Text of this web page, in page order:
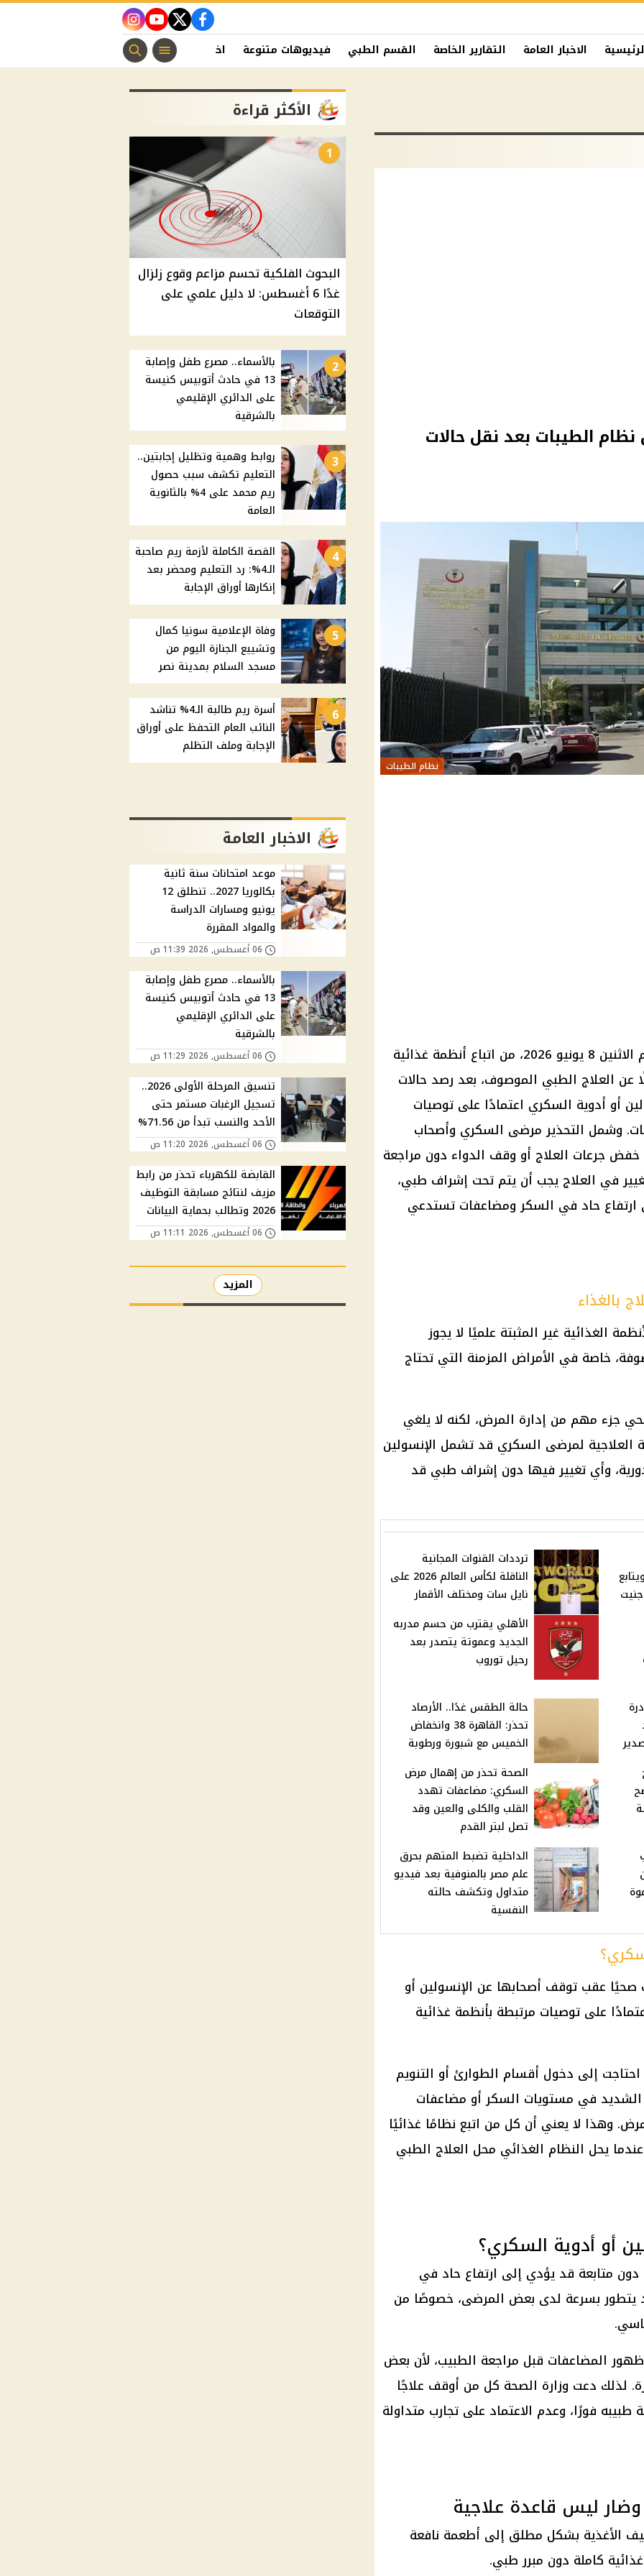
facebook
twitter
youtube
instagram
الاخبار العامة التقارير الخاصة القسم الطبي فيديوهات متنوعة اخبار الفن منوعات مسيحية
الطيبات بعد نقل حالات
نظام الطيبات
حذرت وزارة الصحة السعودية، اليوم الاثنين 8 يونيو 2026، من اتباع أنظمة غذائية
عن العلاج الطبي الموصوف، بعد رصد حالات
أو أدوية السكري اعتمادًا على توصيات
وشمل التحذير مرضى السكري وأصحاب
جرعات العلاج أو وقف الدواء دون مراجعة
في العلاج يجب أن يتم تحت إشراف طبي،
حاد في السكر ومضاعفات تستدعي
بالغذاء
الغذائية غير المثبتة علميًا لا يجوز
خاصة في الأمراض المزمنة التي تحتاج
جزء مهم من إدارة المرض، لكنه لا يلغي
العلاجية لمرضى السكري قد تشمل الإنسولين
وأي تغيير فيها دون إشراف طبي قد
ويتابع
ترددات القنوات المجانية
الناقلة لكأس العالم 2026 على
نايل سات ومختلف الأقمار
الأهلي يقترب من حسم مدربه
الجديد وعموتة يتصدر بعد
رحيل توروب
حالة الطقس غدًا.. الأرصاد
تحذر: القاهرة 38 وانخفاض
الخميس مع شبورة ورطوبة
الصحة تحذر من إهمال مرض
السكري: مضاعفات تهدد
القلب والكلى والعين وقد
تصل لبتر القدم
الداخلية تضبط المتهم بحرق
علم مصر بالمنوفية بعد فيديو
متداول وتكشف حالته
النفسية
صحيًا عقب توقف أصحابها عن الإنسولين أو
على توصيات مرتبطة بأنظمة غذائية
إلى دخول أقسام الطوارئ أو التنويم
الشديد في مستويات السكر أو مضاعفات
وهذا لا يعني أن كل من اتبع نظامًا غذائيًا
يحل النظام الغذائي محل العلاج الطبي
أو أدوية السكري؟
متابعة قد يؤدي إلى ارتفاع حاد في
يتطور بسرعة لدى بعض المرضى، خصوصًا من
المضاعفات قبل مراجعة الطبيب، لأن بعض
لذلك دعت وزارة الصحة كل من أوقف علاجًا
فورًا، وعدم الاعتماد على تجارب متداولة
ليس قاعدة علاجية
الأغذية بشكل مطلق إلى أطعمة نافعة
كاملة دون مبرر طبي.
الأكثر قراءة
1
البحوث الفلكية تحسم مزاعم وقوع زلزال
غدًا 6 أغسطس: لا دليل علمي على
التوقعات
2
بالأسماء.. مصرع طفل وإصابة
13 في حادث أتوبيس كنيسة
على الدائري الإقليمي
بالشرقية
3
روابط وهمية وتظليل إجابتين..
التعليم تكشف سبب حصول
ريم محمد على 4% بالثانوية
العامة
4
القصة الكاملة لأزمة ريم صاحبة
الـ4%: رد التعليم ومحضر بعد
إنكارها أوراق الإجابة
5
وفاة الإعلامية سونيا كمال
وتشييع الجنازة اليوم من
مسجد السلام بمدينة نصر
6
أسرة ريم طالبة الـ4% تناشد
النائب العام التحفظ على أوراق
الإجابة وملف التظلم
الاخبار العامة
موعد امتحانات سنة ثانية
بكالوريا 2027.. تنطلق 12
يونيو ومسارات الدراسة
والمواد المقررة
06 أغسطس, 2026 11:39 ص
بالأسماء.. مصرع طفل وإصابة
13 في حادث أتوبيس كنيسة
على الدائري الإقليمي
بالشرقية
06 أغسطس, 2026 11:29 ص
تنسيق المرحلة الأولى 2026..
تسجيل الرغبات مستمر حتى
الأحد والنسب تبدأ من 71.56%
06 أغسطس, 2026 11:20 ص
القابضة للكهرباء تحذر من رابط
مزيف لنتائج مسابقة التوظيف
2026 وتطالب بحماية البيانات
06 أغسطس, 2026 11:11 ص
المزيد